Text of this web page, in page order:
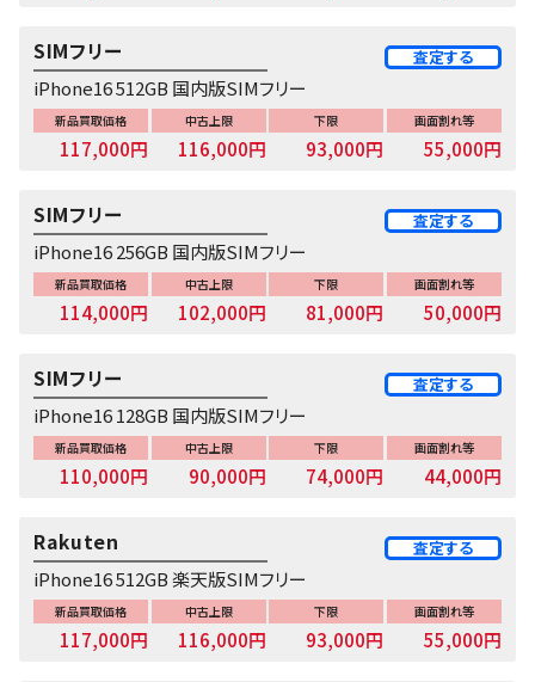
iPhone16 512GB 国内版SIMフリー
SIMフリー 査定する
新品買取価格
117,000円
中古上限
116,000円
下限
93,000円
画面割れ等
55,000円
iPhone16 256GB 国内版SIMフリー
SIMフリー 査定する
新品買取価格
114,000円
中古上限
102,000円
下限
81,000円
画面割れ等
50,000円
iPhone16 128GB 国内版SIMフリー
SIMフリー 査定する
新品買取価格
110,000円
中古上限
90,000円
下限
74,000円
画面割れ等
44,000円
iPhone16 512GB 楽天版SIMフリー
Rakuten 査定する
新品買取価格
117,000円
中古上限
116,000円
下限
93,000円
画面割れ等
55,000円